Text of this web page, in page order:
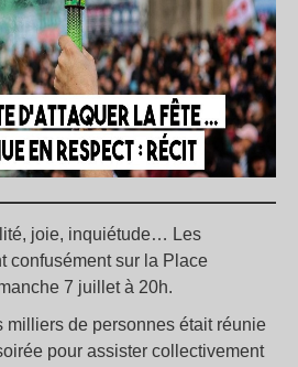
joie, inquiétude… Les
confusément sur la Place
7 juillet à 20h.
milliers de personnes était réunie
pour assister collectivement